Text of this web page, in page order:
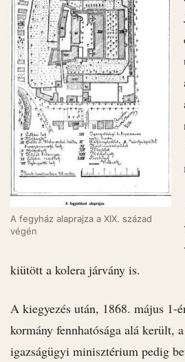
A fegyház alaprajza a XIX. század
végén
kiütött a kolera járvány is.
A kiegyezés után, 1868. május 1-
kormány fennhatósága alá került,
igazságügyi minisztérium pedig